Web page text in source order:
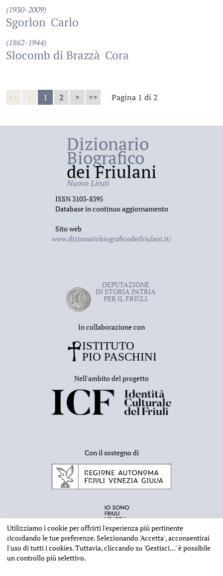
(1930-2009)
Sgorlon Carlo
(1862-1944)
Slocomb di Brazzà Cora
<< < 1 2 > >> Pagina 1 di 2
Dizionario
Biografico
dei Friulani
Nuovo Liruti
ISSN 3103-8395
Database in continuo aggiornamento
Sito web
www.dizionariobiograficodeifriulani.it/
DEPUTAZIONE
DI STORIA PATRIA
PER IL FRIULI
In collaborazione con
Nell'ambito del progetto
Con il sostegno di
Utilizziamo i cookie per offrirti l'esperienza più pertinente
ricordando le tue preferenze. Selezionando 'Accetta', acconsentirai
l'uso di tutti i cookies. Tuttavia, cliccando su 'Gestisci...'è possibile
un controllo più selettivo.